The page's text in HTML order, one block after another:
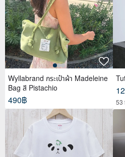
Wyllabrand กระเป๋าผ้า Madeleine
Bag สี Pistachio
490฿ 53